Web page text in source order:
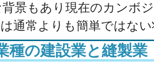
景もあり現在のカンボ
通常よりも簡単ではな
種の建設業と縫製業